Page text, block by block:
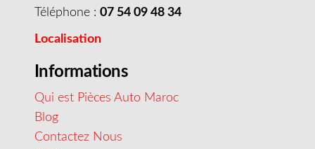
Téléphone : 07 54 09 48 34
Localisation
Informations
Qui est Pièces Auto Maroc
Blog
Contactez Nous